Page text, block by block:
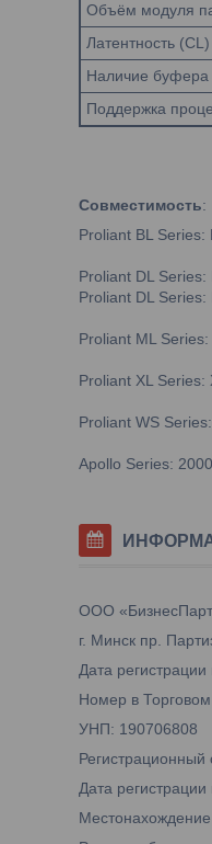
Объём модуля
Латентность (CL)
Наличие буфера
Поддержка
Совместимость:
Proliant BL
Proliant DL
Proliant DL
Proliant ML
Proliant XL
Proliant WS
Apollo Series:
ООО
г. Минск пр.
Дата
Номер в Торговом
УНП: 190706808
Регистрационный
Дата